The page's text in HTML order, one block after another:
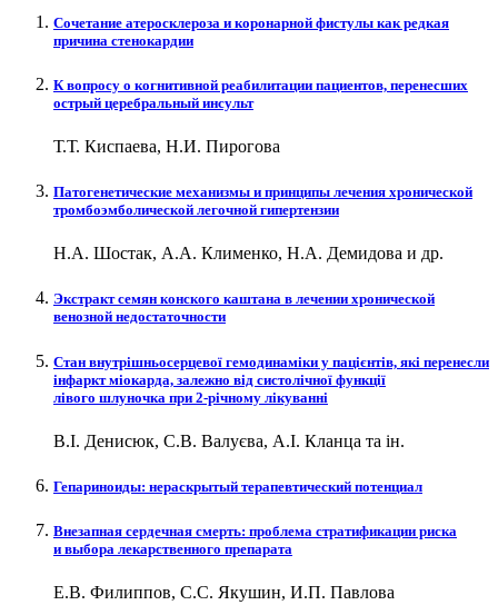
Сочетание атеросклероза и коронарной фистулы как редкая
причина стенокардии
К вопросу о когнитивной реабилитации пациентов, перенесших
острый церебральный инсульт
Т.Т. Киспаева, Н.И. Пирогова
Патогенетические механизмы и принципы лечения хронической
тромбоэмболической легочной гипертензии
Н.А. Шостак, А.А. Клименко, Н.А. Демидова и др.
Экстракт семян конского каштана в лечении хронической
венозной недостаточности
Стан внутрішньосерцевої гемодинаміки у пацієнтів, які перенесли
інфаркт міокарда, залежно від систолічної функції
лівого шлуночка при 2-річному лікуванні
В.І. Денисюк, С.В. Валуєва, А.І. Кланца та ін.
Гепариноиды: нераскрытый терапевтический потенциал
Внезапная сердечная смерть: проблема стратификации риска
и выбора лекарственного препарата
Е.В. Филиппов, С.С. Якушин, И.П. Павлова